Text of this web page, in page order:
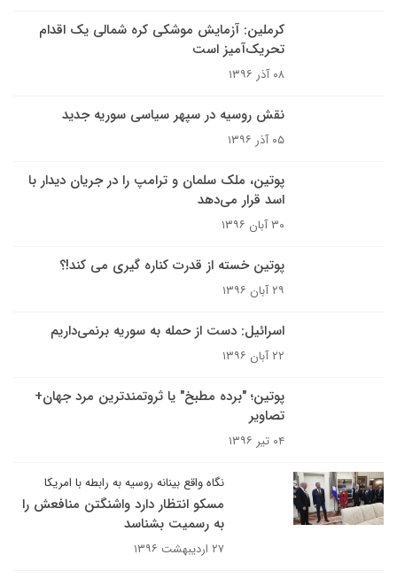
کرملین: آزمایش موشکی کره شمالی یک اقدام
تحریک‌آمیز است
۰۸ آذر ۱۳۹۶
نقش روسیه در سپهر سیاسی سوریه جدید
۰۵ آذر ۱۳۹۶
پوتین، ملک سلمان و ترامپ را در جریان دیدار با
اسد قرار می‌دهد
۳۰ آبان ۱۳۹۶
پوتین خسته از قدرت کناره گیری می کند!؟
۲۹ آبان ۱۳۹۶
اسرائیل: دست از حمله به سوریه برنمی‌داریم
۲۲ آبان ۱۳۹۶
پوتین؛ "برده مطبخ" یا ثروتمندترین مرد جهان+
تصاویر
۰۴ تیر ۱۳۹۶
نگاه واقع بینانه روسیه به رابطه با امریکا
مسکو انتظار دارد واشنگتن منافعش را
به رسمیت بشناسد
۲۷ اردیبهشت ۱۳۹۶